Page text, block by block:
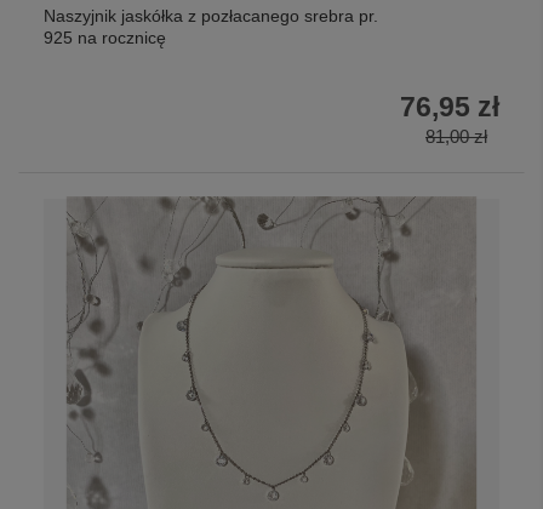
Naszyjnik jaskółka z pozłacanego srebra pr.
925 na rocznicę
81,00 zł
76,95 zł